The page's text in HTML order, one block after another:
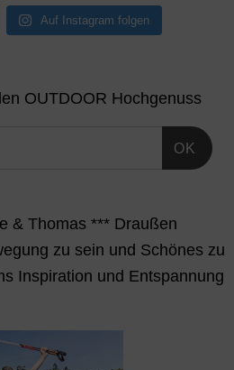
Auf Instagram folgen
OUTDOOR Hochgenuss
OK
& Thomas *** Draußen
zu sein und Schönes zu
Inspiration und Entspannung